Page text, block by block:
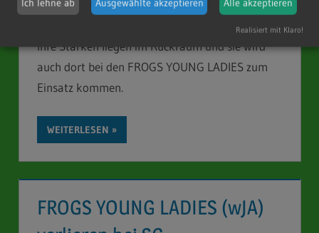
verstärken. Zabiah hat im Jahr 2017 beim TSV
Stellingen mit dem Handballspiel angefangen.
Ihre Stärken liegen im Rückraum und sie wird
auch dort bei den FROGS YOUNG LADIES zum
Einsatz kommen.
WEITERLESEN
FROGS YOUNG LADIES (wJA)
Realisiert mit Klaro!